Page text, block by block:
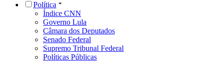
Política
Índice CNN
Governo Lula
Câmara dos Deputados
Senado Federal
Supremo Tribunal Federal
Políticas Públicas